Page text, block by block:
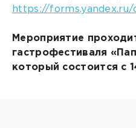
https://
Мероприятие
гастрофестиваля
который состоится с